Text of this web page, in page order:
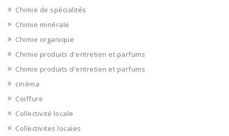
Chimie de spécialités
Chimie minérale
Chimie organique
Chimie produits d'entretien et parfums
Chimie produits d'entretien et parfums
cinéma
Coiffure
Collectivité locale
Collectivites locales